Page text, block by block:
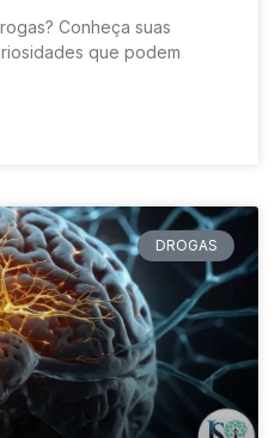
Conheça suas
que podem
DROGAS